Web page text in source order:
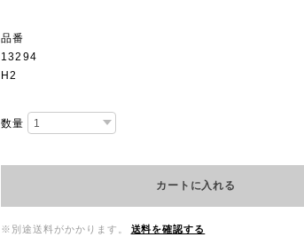
品番
13294
H2
数量
カートに入れる
※別途送料がかかります。
送料を確認する